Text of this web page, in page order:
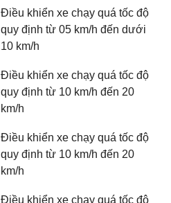
Điều khiển xe chạy quá tốc độ
quy định từ 05 km/h đến dưới
10 km/h
Điều khiển xe chạy quá tốc độ
quy định từ 10 km/h đến 20
km/h
Điều khiển xe chạy quá tốc độ
quy định từ 10 km/h đến 20
km/h
Điều khiển xe chạy quá tốc độ